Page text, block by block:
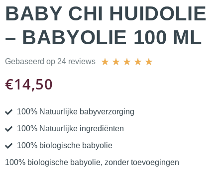
BABY CHI HUIDOLIE
– BABYOLIE 100 ML
Gebaseerd op 24 reviews ★ ★ ★ ★ ★
€14,50
100% Natuurlijke babyverzorging
100% Natuurlijke ingrediënten
100% biologische babyolie
100% biologische babyolie, zonder toevoegingen